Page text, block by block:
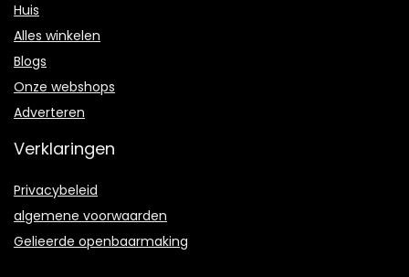
Huis
Alles winkelen
Blogs
Onze webshops
Adverteren
Verklaringen
Privacybeleid
algemene voorwaarden
Gelieerde openbaarmaking